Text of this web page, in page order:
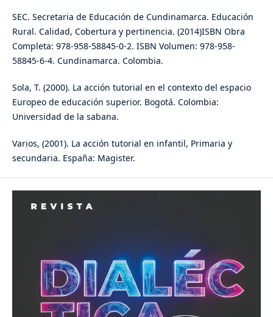
SEC. Secretaria de Educación de Cundinamarca. Educación
Rural. Calidad, Cobertura y pertinencia. (2014)ISBN Obra
Completa: 978-958-58845-0-2. ISBN Volumen: 978-958-
58845-6-4. Cundinamarca. Colombia.
Sola, T. (2000). La acción tutorial en el contexto del espacio
Europeo de educación superior. Bogotá. Colombia:
Universidad de la sabana.
Varios, (2001). La acción tutorial en infantil, Primaria y
secundaria. España: Magister.